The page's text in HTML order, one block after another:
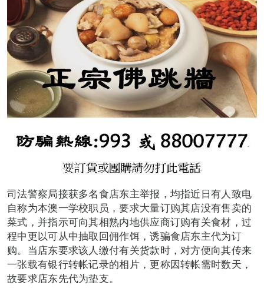
司法警察局接获多名食店东主举报，均指近日有人致电
自称为本澳一学校职员，要求大量订购其店没有售卖的
菜式，并指示可向其相熟内地供应商订购有关食材，过
程中更以可从中抽取回佣作饵，诱骗食店东主代为订
购。当店东要求该人缴付有关货款时，对方便向其传来
一张载有银行转帐记录的相片，更称因转帐需时数天，
故要求店东先代为垫支。